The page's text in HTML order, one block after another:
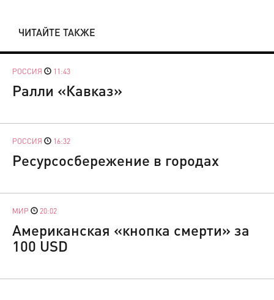
ЧИТАЙТЕ ТАКЖЕ
РОССИЯ 11:43
Ралли «Кавказ»
РОССИЯ 16:32
Ресурсосбережение в городах
МИР 20:02
Американская «кнопка смерти» за
100 USD